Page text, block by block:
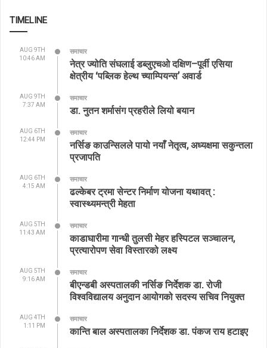
TIMELINE
AUG 9TH
10:46 AM
समाचार
नेत्र ज्योति संघलाई डब्लुएचओ दक्षिण–पूर्वी एसिया
क्षेत्रीय ‘पब्लिक हेल्थ च्याम्पियन्स’ अवार्ड
AUG 9TH
7:37 AM
समाचार
डा. नुतन शर्मासंग प्रहरीले लियो बयान
AUG 6TH
12:44 PM
समाचार
नर्सिङ काउन्सिलले पायो नयाँ नेतृत्व, अध्यक्षमा सकुन्तला
प्रजापति
AUG 6TH
4:15 AM
समाचार
ढल्केबर ट्रमा सेन्टर निर्माण योजना यथावत् :
स्वास्थ्यमन्त्री मेहता
AUG 5TH
11:43 AM
समाचार
काडाघारीमा गान्धी तुलसी मेहर हस्पिटल सञ्चालन,
प्रत्यारोपण सेवा विस्तारको लक्ष्य
AUG 5TH
9:16 AM
समाचार
बीएन्डबी अस्पतालकी नर्सिङ निर्देशक डा. रोजी
विश्वविद्यालय अनुदान आयोगको सदस्य सचिव नियुक्त
AUG 4TH
1:11 PM
समाचार
कान्ति बाल अस्पतालका निर्देशक डा. पंकज राय हटाइए